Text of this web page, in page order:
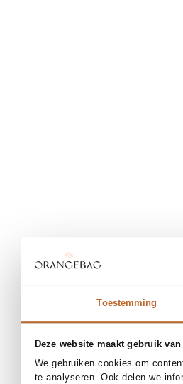
Toestemming
Deze website maakt gebruik
We gebruiken cookies om
te analyseren. Ook delen we